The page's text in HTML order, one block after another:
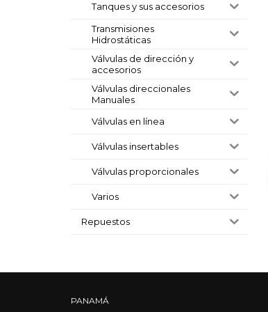
Tanques y sus accesorios
Transmisiones
Hidrostáticas
Válvulas de dirección y
accesorios
Válvulas direccionales
Manuales
Válvulas en línea
Válvulas insertables
Válvulas proporcionales
Varios
Repuestos
PANAMÁ